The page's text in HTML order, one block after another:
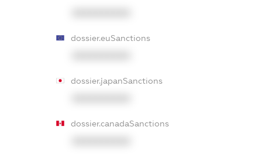
dossier.euSanctions
dossier.japanSanctions
dossier.canadaSanctions